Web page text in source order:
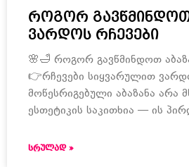
როგორ გავწმინდოთ
ვარდოს რჩევები
🌸🛁 როგორ გავწმინდოთ
👉რჩევები სიყვარულით
მოწესრიგებული აბაზანა
ესთეტიკის საკითხია — ის
ᲡᲠᲣᲚᲐᲓ »